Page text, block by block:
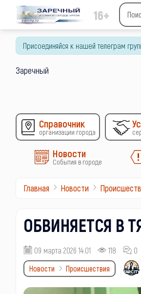
16+
Type
for
Присоединяйся к нашей телеграм
Заречный
Справочник
организации города
Новости
События в городе
Главная Новости
ОБВИНЯЕТСЯ В
09 марта 2026 14:01 118
0
Новости
Происшествия